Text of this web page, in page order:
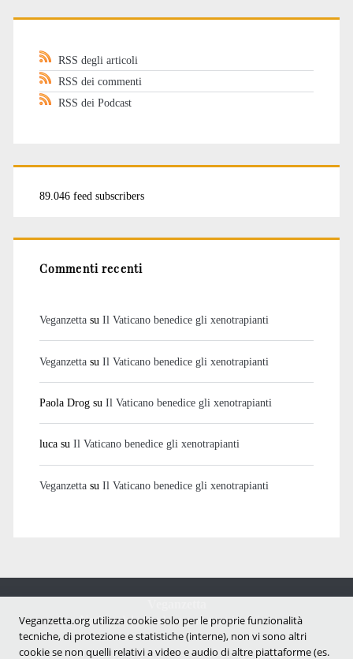
RSS degli articoli
RSS dei commenti
RSS dei Podcast
89.046 feed subscribers
Commenti recenti
Veganzettasu Il Vaticano benedice gli xenotrapianti
Veganzettasu Il Vaticano benedice gli xenotrapianti
Paola Drogsu Il Vaticano benedice gli xenotrapianti
lucasu Il Vaticano benedice gli xenotrapianti
Veganzettasu Il Vaticano benedice gli xenotrapianti
Notizie dal mondo vegan e antispecista
Veganzetta.org utilizza cookie solo per le proprie funzionalità
tecniche, di protezione e statistiche (interne), non vi sono altri
cookie se non quelli relativi a video e audio di altre piattaforme (es.